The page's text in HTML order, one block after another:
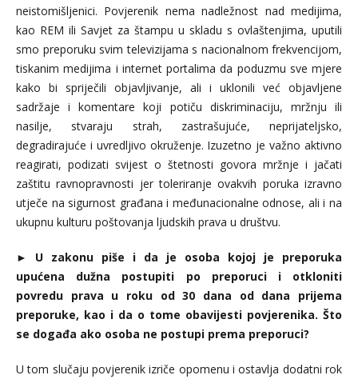
neistomišljenici. Povjerenik nema nadležnost nad medijima,
kao REM ili Savjet za štampu u skladu s ovlaštenjima, uputili
smo preporuku svim televizijama s nacionalnom frekvencijom,
tiskanim medijima i internet portalima da poduzmu sve mjere
kako bi spriječili objavljivanje, ali i uklonili već objavljene
sadržaje i komentare koji potiču diskriminaciju, mržnju ili
nasilje, stvaraju strah, zastrašujuće, neprijateljsko,
degradirajuće i uvredljivo okruženje. Izuzetno je važno aktivno
reagirati, podizati svijest o štetnosti govora mržnje i jačati
zaštitu ravnopravnosti jer toleriranje ovakvih poruka izravno
utječe na sigurnost građana i međunacionalne odnose, ali i na
ukupnu kulturu poštovanja ljudskih prava u društvu.
► U zakonu piše i da je osoba kojoj je preporuka
upućena dužna postupiti po preporuci i otkloniti
povredu prava u roku od 30 dana od dana prijema
preporuke, kao i da o tome obavijesti povjerenika. Što
se događa ako osoba ne postupi prema preporuci?
U tom slučaju povjerenik izriče opomenu i ostavlja dodatni rok